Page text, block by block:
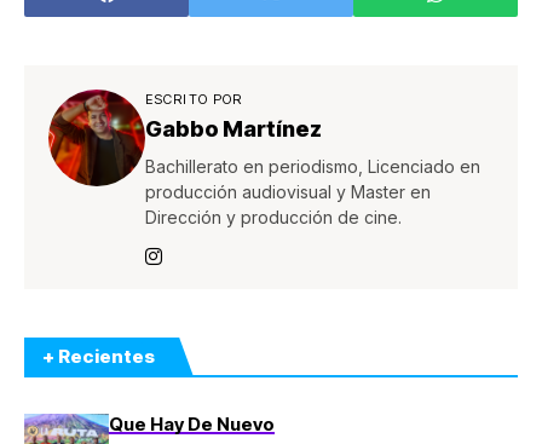
ESCRITO POR
Gabbo Martínez
Bachillerato en periodismo, Licenciado en
producción audiovisual y Master en
Dirección y producción de cine.
+ Recientes
Que Hay De Nuevo